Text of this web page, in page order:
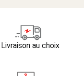
Livraison au choix